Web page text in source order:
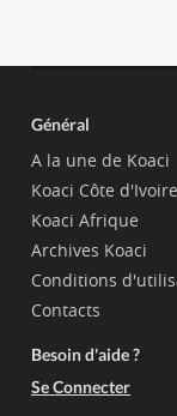
Général
A la une de Koaci
Koaci Côte d'Ivoire
Koaci Afrique
Archives Koaci
Conditions
Contacts
Besoin d'aide ?
Se Connecter